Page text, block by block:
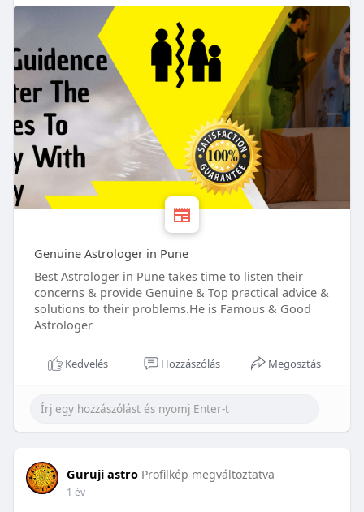
Genuine Astrologer in Pune
Best Astrologer in Pune takes time to listen their
concerns & provide Genuine & Top practical advice &
solutions to their problems.He is Famous & Good
Astrologer
Kedvelés Hozzászólás Megosztás
Guruji astro Profilkép megváltoztatva
1 év